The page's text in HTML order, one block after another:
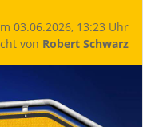
03.06.2026, 13:23 Uhr
von Robert Schwarz